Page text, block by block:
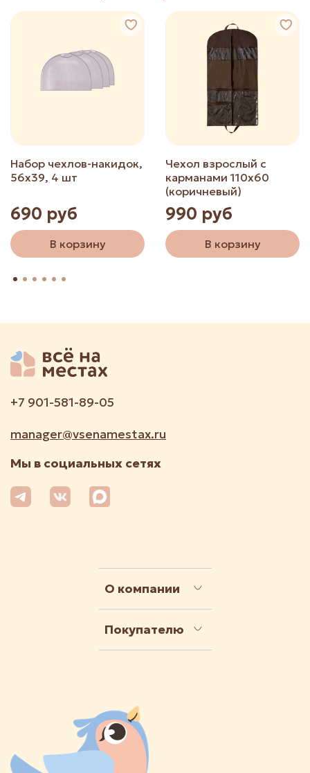
Набор чехлов-накидок,
56х39, 4 шт
690 руб
В корзину
Чехол взрослый с
карманами 110х60
(коричневый)
990 руб
В корзину
О компании
Покупателю
+7 901-581-89-05
manager@vsenamestax.ru
Мы в социальных сетях